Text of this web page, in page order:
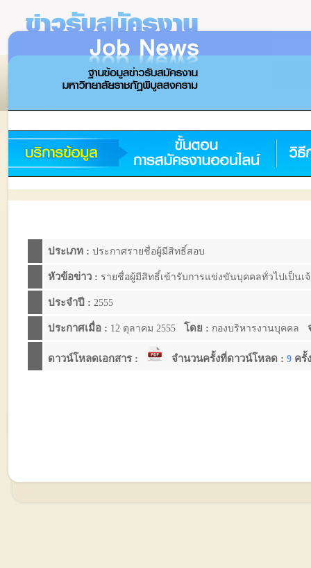
ประเภท : ประกาศรายชื่อผู้มีสิทธิ์สอบ
หัวข้อข่าว : รายชื่อผู้มีสิทธิ์เข้ารับการแข่งขันบุคคลทั่วไปเป็น
ประจำปี : 2555
ประกาศเมื่อ : 12 ตุลาคม 2555 โดย : กองบริหารงานบุคคล
ดาวน์โหลดเอกสาร : จำนวนครั้งที่ดาวน์โหลด : 9 ครั้ง